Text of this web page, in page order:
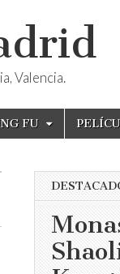
Valencia.
FU